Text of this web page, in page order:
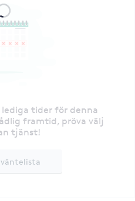
tider för denna
framtid, pröva välj
tjänst!